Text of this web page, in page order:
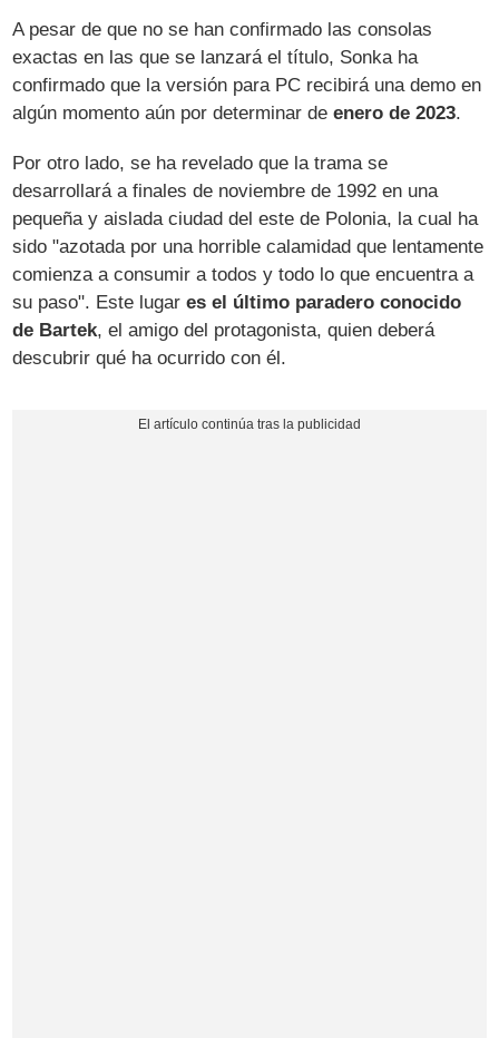
A pesar de que no se han confirmado las consolas
exactas en las que se lanzará el título, Sonka ha
confirmado que la versión para PC recibirá una demo en
algún momento aún por determinar deenero de 2023.
Por otro lado, se ha revelado que la trama se
desarrollará a finales de noviembre de 1992 en una
pequeña y aislada ciudad del este de Polonia, la cual ha
sido "azotada por una horrible calamidad que lentamente
comienza a consumir a todos y todo lo que encuentra a
su paso". Este lugares el último paradero conocido
de Bartek, el amigo del protagonista, quien deberá
descubrir qué ha ocurrido con él.